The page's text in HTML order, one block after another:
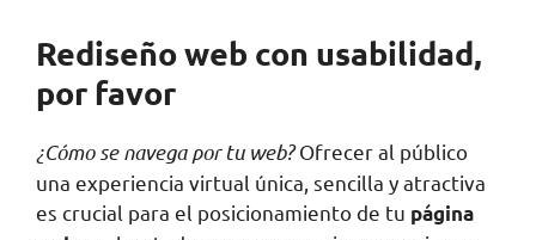
Rediseño web con usabilidad,
por favor
¿Cómo se navega por tu web?Ofrecer al público
una experiencia virtual única, sencilla y atractiva
es crucial para el posicionamiento de tu página